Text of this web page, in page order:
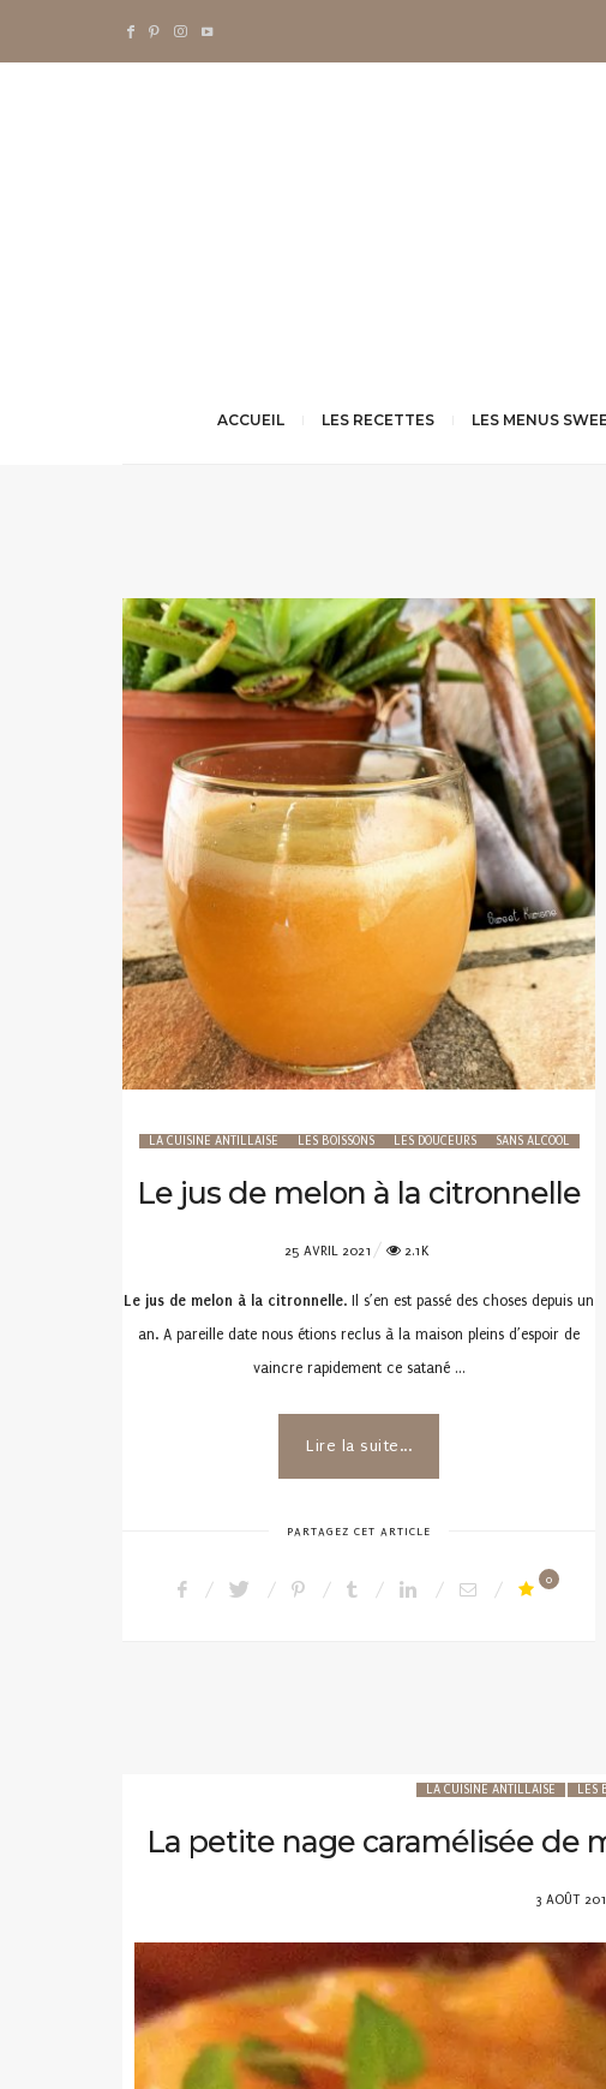
ACCUEIL LES RECETTES LES MENUS
LA CUISINE ANTILLAISE LES BOISSONS LES DOUCEURS SANS ALCOOL
Le jus de melon à la citronnelle
POSTED
25 AVRIL 2021 2.1K
Le jus de melon à la citronnelle. Il s’en est passé des choses depuis un
an. A pareille date nous étions reclus à la maison pleins d’espoir de
vaincre rapidement ce satané …
Lire la suite...
PARTAGEZ CET ARTICLE
0
LA CUISINE ANTILLAISE LES
La petite nage caramélisée de
POSTED
3 AOÛT